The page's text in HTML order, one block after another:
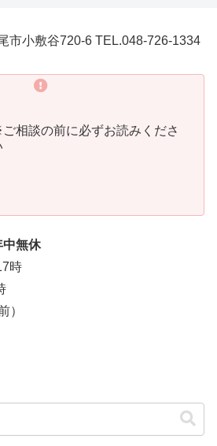
市小敷谷720-6 TEL.048-726-1334
相談の前に必ずお読みくださ
中無休
時
）